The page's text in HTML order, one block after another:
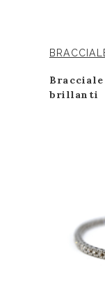
brillanti